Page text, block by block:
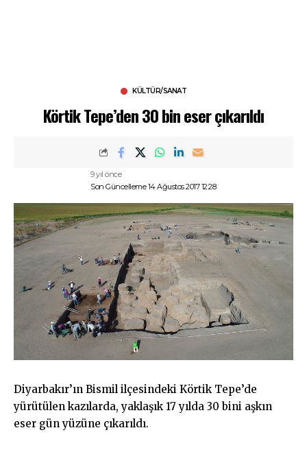
KÜLTÜR/SANAT
Körtik Tepe’den 30 bin eser çıkarıldı
Son Güncelleme 14 Ağustos 2017 12:28
9 yıl önce
Diyarbakır’ın Bismil ilçesindeki Körtik Tepe’de
yürütülen kazılarda, yaklaşık 17 yılda 30 bini aşkın
eser gün yüzüne çıkarıldı.